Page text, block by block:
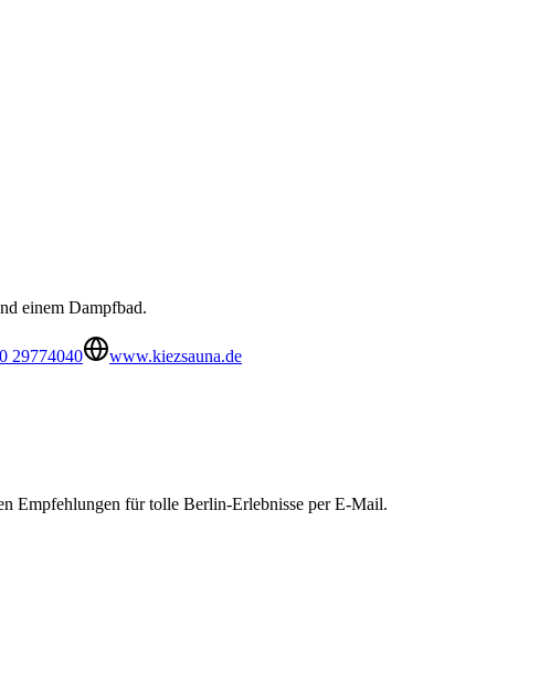
einem Dampfbad.
29774040
www.kiezsauna.de
Empfehlungen für tolle Berlin-Erlebnisse per E-Mail.